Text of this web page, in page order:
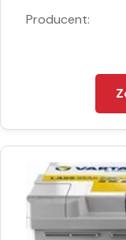
Producent: